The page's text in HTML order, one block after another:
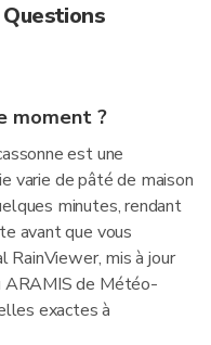
Questions
moment ?
est une
varie de pâté de maison
minutes, rendant
avant que vous
RainViewer, mis à jour
ARAMIS de Météo-
exactes à